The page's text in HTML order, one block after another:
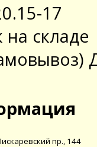
17
складе
пр., 144